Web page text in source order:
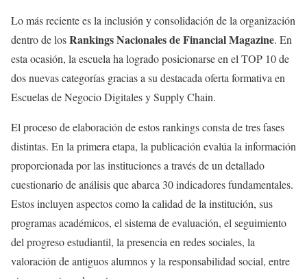
Lo más reciente es la inclusión y consolidación de la organización
dentro de losRankings Nacionales de Financial Magazine. En
esta ocasión, la escuela ha logrado posicionarse en el TOP 10 de
dos nuevas categorías gracias a su destacada oferta formativa en
Escuelas de Negocio Digitales y Supply Chain.
El proceso de elaboración de estos rankings consta de tres fases
distintas. En la primera etapa, la publicación evalúa la información
proporcionada por las instituciones a través de un detallado
cuestionario de análisis que abarca 30 indicadores fundamentales.
Estos incluyen aspectos como la calidad de la institución, sus
programas académicos, el sistema de evaluación, el seguimiento
del progreso estudiantil, la presencia en redes sociales, la
valoración de antiguos alumnos y la responsabilidad social, entre